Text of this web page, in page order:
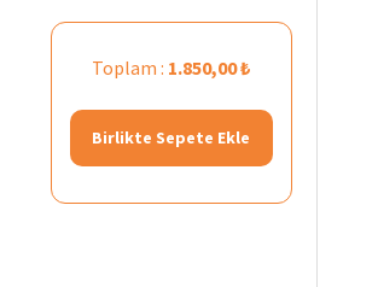
Toplam : 1.850,00 ₺
Birlikte Sepete Ekle